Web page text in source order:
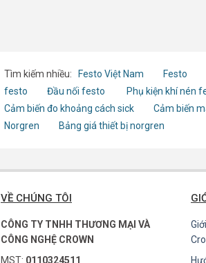
Tìm kiếm nhiều: Festo Việt Nam Festo
festo
Đầu nối festo Phụ kiện khí nén
Cảm biến đo khoảng cách sick
Cảm biến
Norgren
Bảng giá thiết bị norgren
VỀ CHÚNG TÔI
CÔNG TY TNHH THƯƠNG MẠI VÀ
CÔNG NGHỆ CROWN
MST: 0110324511